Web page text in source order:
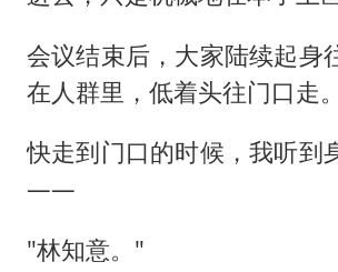
会议结束后，大家陆续起身
在人群里，低着头往门口走。
快走到门口的时候，我听到
——
"林知意。"